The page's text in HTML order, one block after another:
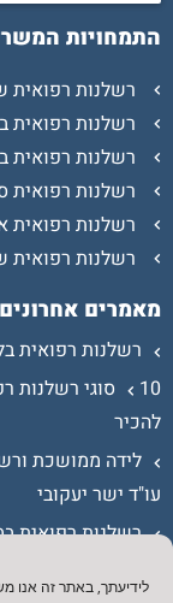
התמחויות
רשלנות רפואית
רשלנות רפואית
רשלנות רפואית
רשלנות רפואית
רשלנות רפואית
רשלנות רפואית
מאמרים אחרונים
רשלנות רפואית
10 סוגי
להכיר
לידה ממושכת
עו"ד ישר יעקובי
רשלנות רפואית
כתובת ודרכי